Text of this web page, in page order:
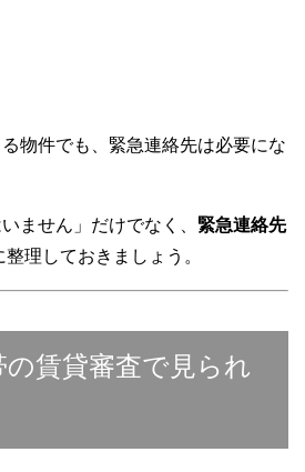
物件でも、緊急連絡先は必要にな
ません」だけでなく、 緊急連絡先
理しておきましょう。
賃貸審査で見られ